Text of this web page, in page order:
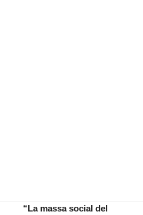
“La massa social del